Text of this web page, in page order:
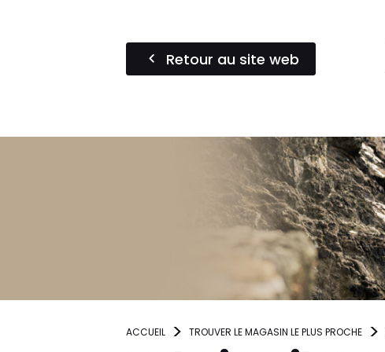
Retour au site web
ACCUEIL TROUVER LE MAGASIN LE PLUS PROCHE